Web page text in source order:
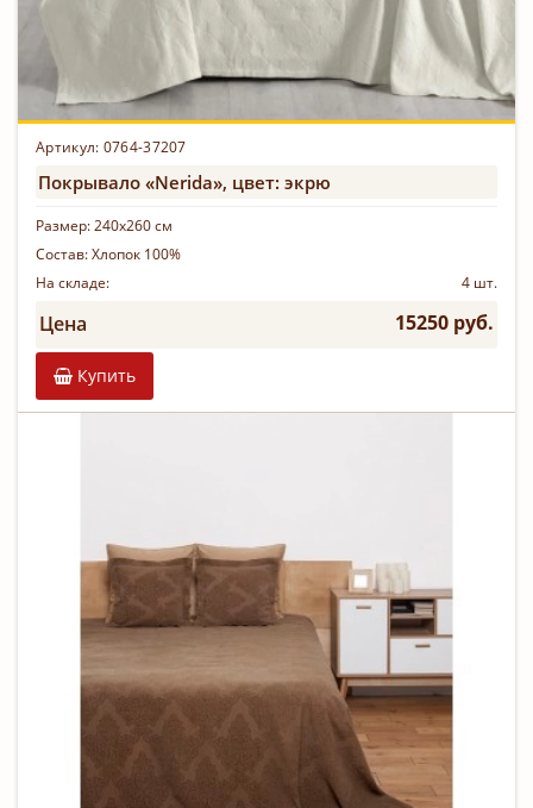
Артикул: 0764-37207
Покрывало «Nerida», цвет: экрю
Размер:240х260 см
Состав:Хлопок 100%
На складе:
4 шт.
Цена 15250 руб.
Купить